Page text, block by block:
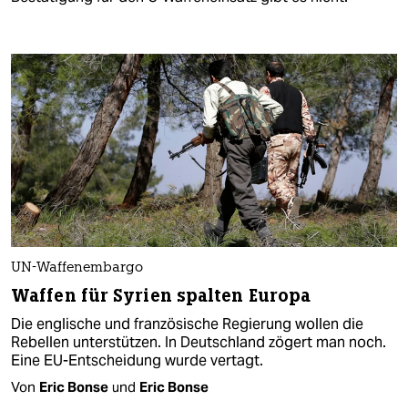
UN-Waffenembargo
Waffen für Syrien spalten Europa
Die englische und französische Regierung wollen die
Rebellen unterstützen. In Deutschland zögert man noch.
Eine EU-Entscheidung wurde vertagt.
Von Eric Bonse und Eric Bonse